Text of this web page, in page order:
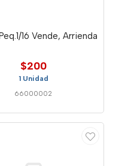
16 Vende, Arrienda
$200
1 Unidad
66000002